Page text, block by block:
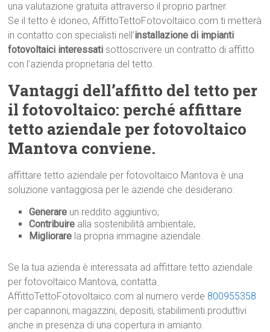
una valutazione gratuita attraverso il proprio partner.
Se il tetto è idoneo, AffittoTettoFotovoltaico.com ti metterà
in contatto con specialisti nell’installazione di impianti
fotovoltaici interessati sottoscrivere un contratto di affitto
con l’azienda proprietaria del tetto.
Vantaggi dell’affitto del tetto per
il fotovoltaico: perché affittare
tetto aziendale per fotovoltaico
Mantova conviene.
affittare tetto aziendale per fotovoltaico Mantova è una
soluzione vantaggiosa per le aziende che desiderano:
Generare un reddito aggiuntivo;
Contribuire alla sostenibilità ambientale;
Migliorare la propria immagine aziendale.
Se la tua azienda è interessata ad affittare tetto aziendale
per fotovoltaico Mantova, contatta
AffittoTettoFotovoltaico.com al numero verde 800955358
per capannoni, magazzini, depositi, stabilimenti produttivi
anche in presenza di una copertura in amianto.